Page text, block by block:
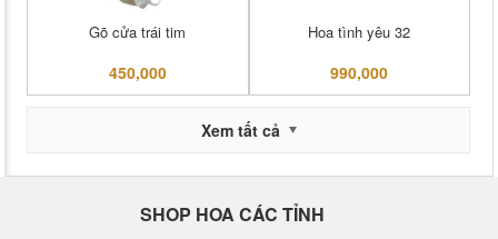
Gõ cửa trái tim
450,000
Hoa tình yêu 32
990,000
Xem tất cả
SHOP HOA CÁC TỈNH